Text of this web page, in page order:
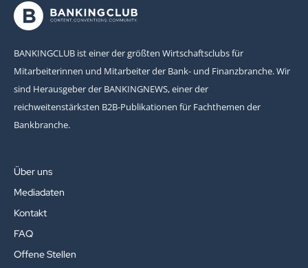
BANKINGCLUB ist einer der größten Wirtschaftsclubs für
Mitarbeiterinnen und Mitarbeiter der Bank- und Finanzbranche. Wir
sind Herausgeber der BANKINGNEWS, einer der
reichweitenstärksten B2B-Publikationen für Fachthemen der
Bankbranche.
Über uns
Mediadaten
Kontakt
FAQ
Offene Stellen